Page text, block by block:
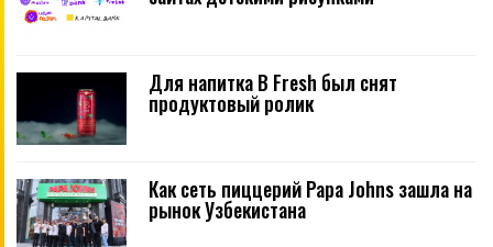
Для напитка B Fresh был снят
продуктовый ролик
Как сеть пиццерий Papa Johns зашла на
рынок Узбекистана